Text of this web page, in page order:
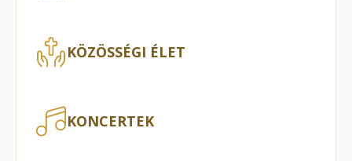
KÖZÖSSÉGI ÉLET
KONCERTEK